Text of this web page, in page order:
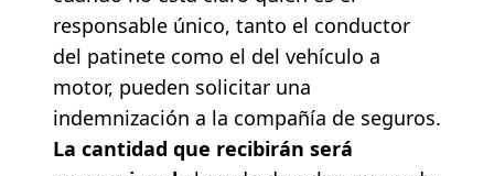
responsable único, tanto el conductor
del patinete como el del vehículo a
motor, pueden solicitar una
indemnización a la compañía de seguros.
La cantidad que recibirán será